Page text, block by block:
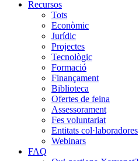
Recursos
Tots
Econòmic
Jurídic
Projectes
Tecnològic
Formació
Finançament
Biblioteca
Ofertes de feina
Assessorament
Fes voluntariat
Entitats col·laboradores
Webinars
FAQ